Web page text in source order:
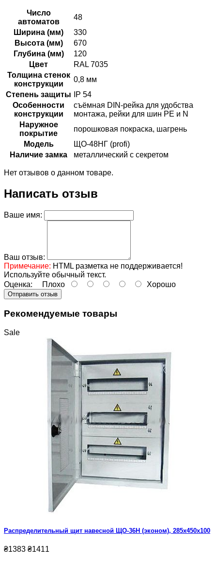
Число
автоматов
48
Ширина (мм)
330
Высота (мм)
670
Глубина (мм)
120
Цвет
RAL 7035
Толщина стенок
конструкции
0,8 мм
Степень защиты
IP 54
Особенности
конструкции
съёмная DIN-рейка для удобства
монтажа, рейки для шин PE и N
Наружное
покрытие
порошковая покраска, шагрень
Модель
ЩО-48НГ (profi)
Наличие замка
металлический с секретом
Нет отзывов о данном товаре.
Написать отзыв
Ваше имя:
Ваш отзыв:
Примечание: HTML разметка не поддерживается!
Используйте обычный текст.
Оценка: Плохо Хорошо
Отправить отзыв
Рекомендуемые товары
Sale
Распределительный щит навесной ЩО-36Н (эконом), 285x450x100
₴1383 ₴1411